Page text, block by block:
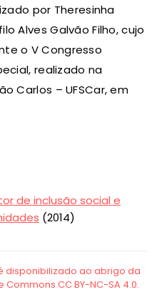
por Theresinha
Alves Galvão Filho, cujo
o V Congresso
realizado na
Carlos – UFSCar, em
de inclusão social e
(2014)